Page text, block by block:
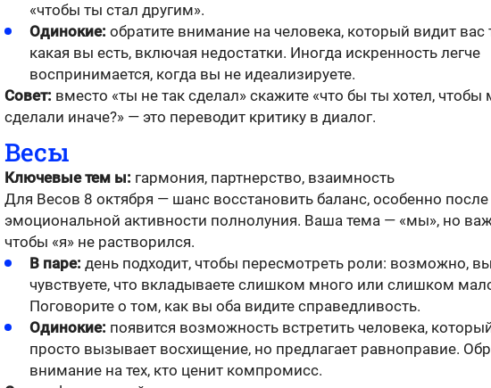
«чтобы ты стал другим».
Одинокие: обратите внимание на человека, который видит вас
какая вы есть, включая недостатки. Иногда искренность легче
воспринимается, когда вы не идеализируете.
Совет: вместо «ты не так сделал» скажите «что бы ты хотел, чтобы
сделали иначе?» — это переводит критику в диалог.
Весы
Ключевые тем ы: гармония, партнерство, взаимность
Для Весов 8 октября — шанс восстановить баланс, особенно после
эмоциональной активности полнолуния. Ваша тема — «мы», но
чтобы «я» не растворился.
В паре: день подходит, чтобы пересмотреть роли: возможно, вы
чувствуете, что вкладываете слишком много или слишком
Поговорите о том, как вы оба видите справедливость.
Одинокие: появится возможность встретить человека,
просто вызывает восхищение, но предлагает равноправие.
внимание на тех, кто ценит компромисс.